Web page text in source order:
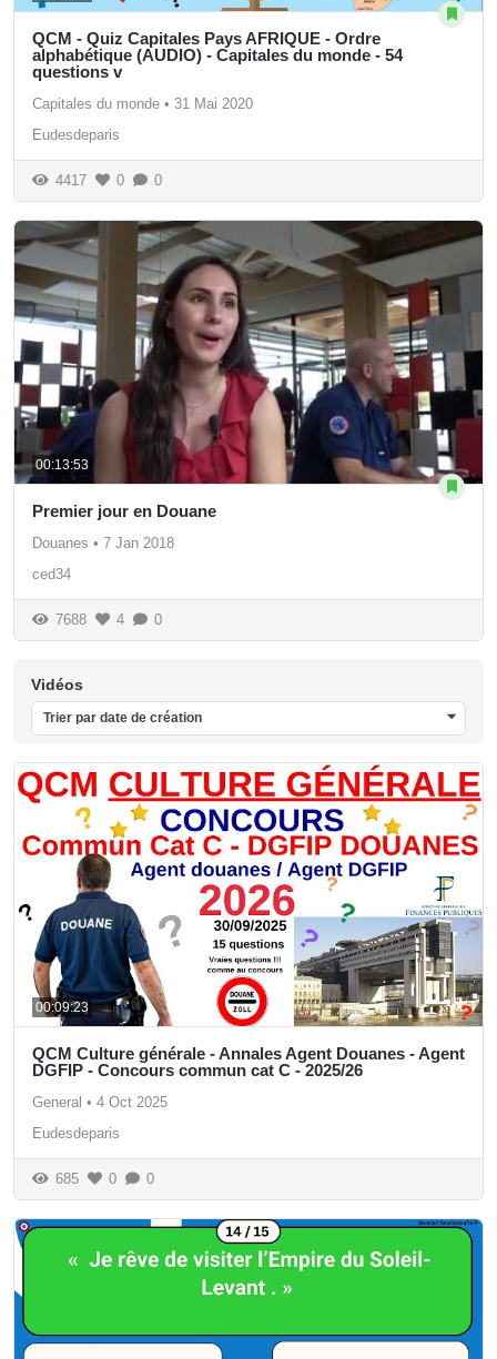
QCM - Quiz Capitales Pays AFRIQUE - Ordre
alphabétique (AUDIO) - Capitales du monde - 54
questions v
Capitales du monde • 31 Mai 2020
Eudesdeparis
4417 0 0
00:13:53
Premier jour en Douane
Douanes • 7 Jan 2018
ced34
7688 4 0
Vidéos
Trier par date de création
00:09:23
QCM Culture générale - Annales Agent Douanes - Agent
DGFIP - Concours commun cat C - 2025/26
General • 4 Oct 2025
Eudesdeparis
685 0 0